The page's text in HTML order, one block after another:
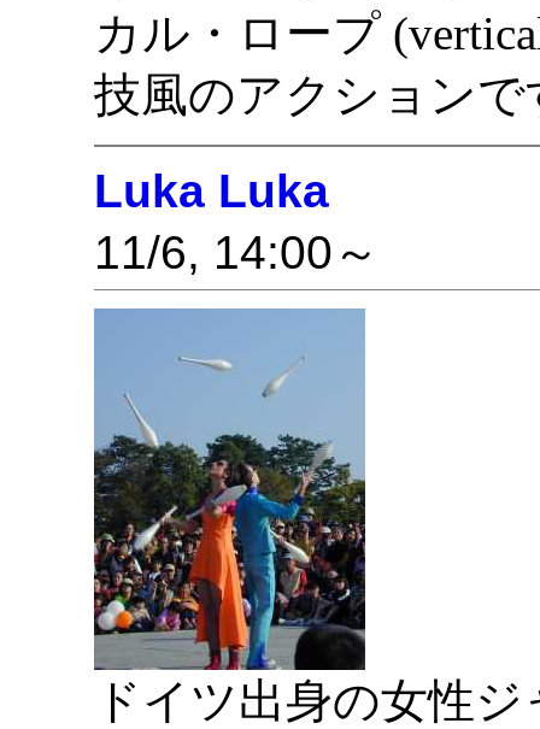
カル・ロープ
技風のアクションで
Luka Luka
11/6, 14:00～
ドイツ出身の女性